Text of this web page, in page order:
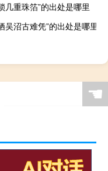
几重珠箔”的出处是哪里
吴沼古难凭”的出处是哪里
☚